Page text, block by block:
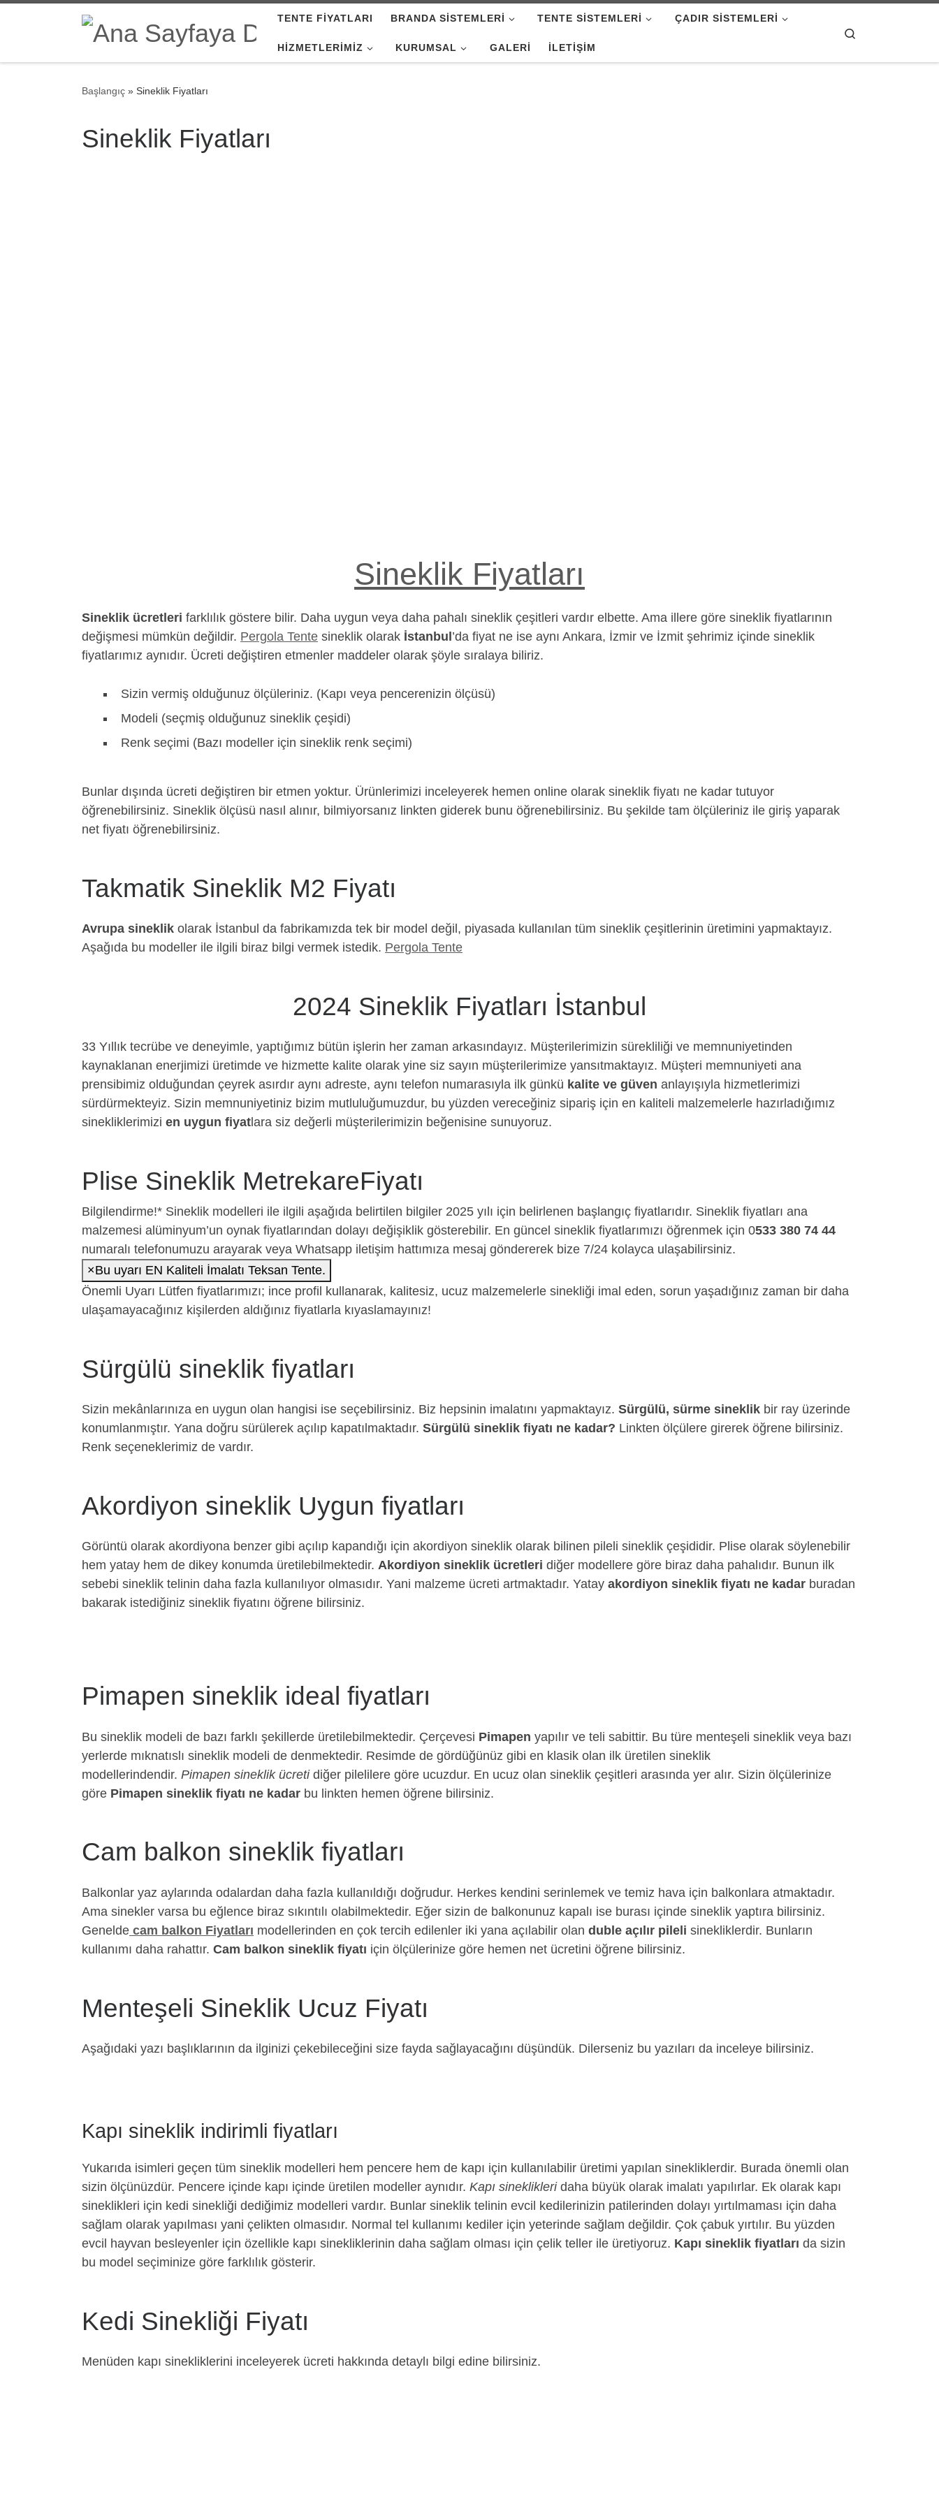
Skip to content TENTE FIYATLARI BRANDA SISTEMLERI TENTE SISTEMLERI ÇADIR SISTEMLERI
HIZMETLERIMIZ KURUMSAL GALERI İLETIŞIM
Başlangıç » Sineklik Fiyatları
Sineklik Fiyatları
Sineklik Fiyatları
Sineklik ücretleri farklılık göstere bilir. Daha uygun veya daha pahalı sineklik çeşitleri vardır elbette. Ama illere göre sineklik fiyatlarının
değişmesi mümkün değildir. Pergola Tente sineklik olarak İstanbul ’da fiyat ne ise aynı Ankara, İzmir ve İzmit şehrimiz içinde sineklik
fiyatlarımız aynıdır. Ücreti değiştiren etmenler maddeler olarak şöyle sıralaya biliriz.
Sizin vermiş olduğunuz ölçüleriniz. (Kapı veya pencerenizin ölçüsü)
Modeli (seçmiş olduğunuz sineklik çeşidi)
Renk seçimi (Bazı modeller için sineklik renk seçimi)
Bunlar dışında ücreti değiştiren bir etmen yoktur. Ürünlerimizi inceleyerek hemen online olarak sineklik fiyatı ne kadar tutuyor
öğrenebilirsiniz. Sineklik ölçüsü nasıl alınır, bilmiyorsanız linkten giderek bunu öğrenebilirsiniz. Bu şekilde tam ölçüleriniz ile giriş yaparak
net fiyatı öğrenebilirsiniz.
Takmatik Sineklik M2 Fiyatı
Avrupa sineklik olarak İstanbul da fabrikamızda tek bir model değil, piyasada kullanılan tüm sineklik çeşitlerinin üretimini yapmaktayız.
Aşağıda bu modeller ile ilgili biraz bilgi vermek istedik. Pergola Tente
2024 Sineklik Fiyatları İstanbul
33 Yıllık tecrübe ve deneyimle, yaptığımız bütün işlerin her zaman arkasındayız. Müşterilerimizin sürekliliği ve memnuniyetinden
kaynaklanan enerjimizi üretimde ve hizmette kalite olarak yine siz sayın müşterilerimize yansıtmaktayız. Müşteri memnuniyeti ana
prensibimiz olduğundan çeyrek asırdır aynı adreste, aynı telefon numarasıyla ilk günkü kalite ve güven anlayışıyla hizmetlerimizi
sürdürmekteyiz. Sizin memnuniyetiniz bizim mutluluğumuzdur, bu yüzden vereceğiniz sipariş için en kaliteli malzemelerle hazırladığımız
sinekliklerimizi en uygun fiyat lara siz değerli müşterilerimizin beğenisine sunuyoruz.
Plise Sineklik MetrekareFiyatı
Bilgilendirme!* Sineklik modelleri ile ilgili aşağıda belirtilen bilgiler 2025 yılı için belirlenen başlangıç fiyatlarıdır. Sineklik fiyatları ana
malzemesi alüminyum’un oynak fiyatlarından dolayı değişiklik gösterebilir. En güncel sineklik fiyatlarımızı öğrenmek için 0533 380 74 44
numaralı telefonumuzu arayarak veya Whatsapp iletişim hattımıza mesaj göndererek bize 7/24 kolayca ulaşabilirsiniz.
×Bu uyarı EN Kaliteli İmalatı Teksan Tente.
Önemli Uyarı Lütfen fiyatlarımızı; ince profil kullanarak, kalitesiz, ucuz malzemelerle sinekliği imal eden, sorun yaşadığınız zaman bir daha
ulaşamayacağınız kişilerden aldığınız fiyatlarla kıyaslamayınız!
Sürgülü sineklik fiyatları
Sizin mekânlarınıza en uygun olan hangisi ise seçebilirsiniz. Biz hepsinin imalatını yapmaktayız. Sürgülü, sürme sineklik bir ray üzerinde
konumlanmıştır. Yana doğru sürülerek açılıp kapatılmaktadır. Sürgülü sineklik fiyatı ne kadar? Linkten ölçülere girerek öğrene bilirsiniz.
Renk seçeneklerimiz de vardır.
Akordiyon sineklik Uygun fiyatları
Görüntü olarak akordiyona benzer gibi açılıp kapandığı için akordiyon sineklik olarak bilinen pileli sineklik çeşididir. Plise olarak söylenebilir
hem yatay hem de dikey konumda üretilebilmektedir. Akordiyon sineklik ücretleri diğer modellere göre biraz daha pahalıdır. Bunun ilk
sebebi sineklik telinin daha fazla kullanılıyor olmasıdır. Yani malzeme ücreti artmaktadır. Yatay akordiyon sineklik fiyatı ne kadar buradan
bakarak istediğiniz sineklik fiyatını öğrene bilirsiniz.
Pimapen sineklik ideal fiyatları
Bu sineklik modeli de bazı farklı şekillerde üretilebilmektedir. Çerçevesi Pimapen yapılır ve teli sabittir. Bu türe menteşeli sineklik veya bazı
yerlerde mıknatıslı sineklik modeli de denmektedir. Resimde de gördüğünüz gibi en klasik olan ilk üretilen sineklik
modellerindendir. Pimapen sineklik ücretidiğer pilelilere göre ucuzdur. En ucuz olan sineklik çeşitleri arasında yer alır. Sizin ölçülerinize
göre Pimapen sineklik fiyatı ne kadar bu linkten hemen öğrene bilirsiniz.
Cam balkon sineklik fiyatları
Balkonlar yaz aylarında odalardan daha fazla kullanıldığı doğrudur. Herkes kendini serinlemek ve temiz hava için balkonlara atmaktadır.
Ama sinekler varsa bu eğlence biraz sıkıntılı olabilmektedir. Eğer sizin de balkonunuz kapalı ise burası içinde sineklik yaptıra bilirsiniz.
Genelde cam balkon Fiyatları modellerinden en çok tercih edilenler iki yana açılabilir olan duble açılır pileli sinekliklerdir. Bunların
kullanımı daha rahattır. Cam balkon sineklik fiyatı için ölçülerinize göre hemen net ücretini öğrene bilirsiniz.
Menteşeli Sineklik Ucuz Fiyatı
Aşağıdaki yazı başlıklarının da ilginizi çekebileceğini size fayda sağlayacağını düşündük. Dilerseniz bu yazıları da inceleye bilirsiniz.
Kapı sineklik indirimli fiyatları
Yukarıda isimleri geçen tüm sineklik modelleri hem pencere hem de kapı için kullanılabilir üretimi yapılan sinekliklerdir. Burada önemli olan
sizin ölçünüzdür. Pencere içinde kapı içinde üretilen modeller aynıdır. Kapı sineklikleri daha büyük olarak imalatı yapılırlar. Ek olarak kapı
sineklikleri için kedi sinekliği dediğimiz modelleri vardır. Bunlar sineklik telinin evcil kedilerinizin patilerinden dolayı yırtılmaması için daha
sağlam olarak yapılması yani çelikten olmasıdır. Normal tel kullanımı kediler için yeterinde sağlam değildir. Çok çabuk yırtılır. Bu yüzden
evcil hayvan besleyenler için özellikle kapı sinekliklerinin daha sağlam olması için çelik teller ile üretiyoruz. Kapı sineklik fiyatları da sizin
bu model seçiminize göre farklılık gösterir.
Kedi Sinekliği Fiyatı
Menüden kapı sinekliklerini inceleyerek ücreti hakkında detaylı bilgi edine bilirsiniz.